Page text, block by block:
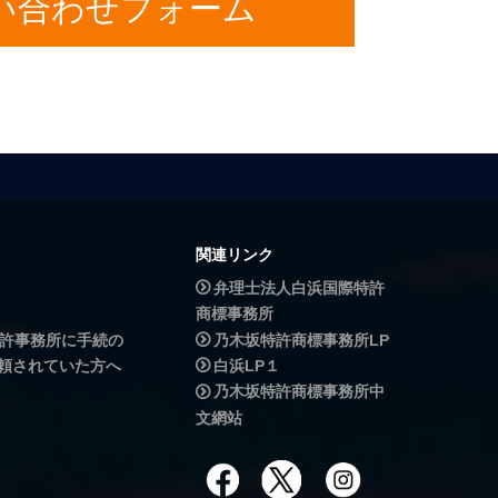
合わせフォーム
事務所に手続の
されていた方へ
関連リンク
弁理士法人白浜国際特許
商標事務所
乃木坂特許商標事務所LP
白浜LP１
乃木坂特許商標事務所中
文網站